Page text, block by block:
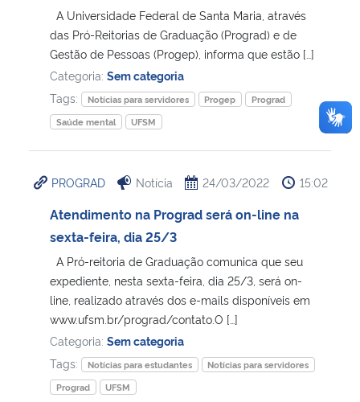
A Universidade Federal de Santa Maria, através
das Pró-Reitorias de Graduação (Prograd) e de
Gestão de Pessoas (Progep), informa que estão […]
Categoria: Sem categoria
Tags:
Notícias para servidores Progep
Prograd
Saúde mental
UFSM
PROGRAD Notícia 24/03/2022 15:02
Atendimento na Prograd será on-line na
sexta-feira, dia 25/3
A Pró-reitoria de Graduação comunica que seu
expediente, nesta sexta-feira, dia 25/3, será on-
line, realizado através dos e-mails disponíveis em
www.ufsm.br/prograd/contato.O […]
Categoria: Sem categoria
Tags:
Notícias para estudantes
Notícias para servidores
Prograd
UFSM